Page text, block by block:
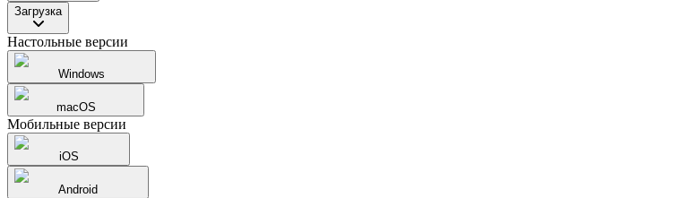
Загрузка
Настольные версии
Windows
macOS
Мобильные версии
iOS
Android